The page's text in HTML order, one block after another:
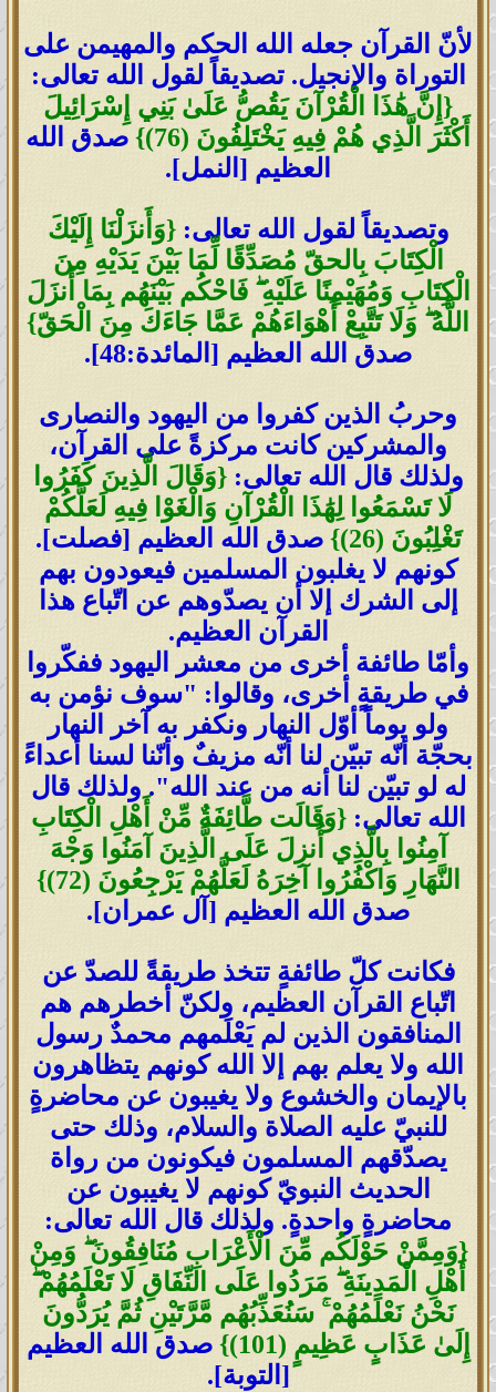
لأنّ القرآن جعله الله الحكم والمهيمن على
التوراة والإنجيل. تصديقاً لقول الله تعالى:
{إِنَّ هَٰذَا الْقُرْآنَ يَقُصُّ عَلَىٰ بَنِي إِسْرَائِيلَ
أَكْثَرَ الَّذِي هُمْ فِيهِ يَخْتَلِفُونَ (76)}
صدق الله
العظيم [النمل].
وتصديقاً لقول الله تعالى:{وَأَنزَلْنَا إِلَيْكَ
الْكِتَابَ بِالحقّ مُصَدِّقًا لِّمَا بَيْنَ يَدَيْهِ مِنَ
الْكِتَابِ وَمُهَيْمِنًا عَلَيْهِ ۖ فَاحْكُم بَيْنَهُم بِمَا أَنزَلَ
اللَّهُ ۖ وَلَا تَتَّبِعْ أَهْوَاءَهُمْ عَمَّا جَاءَكَ مِنَ الْحَقّ}
صدق الله العظيم [المائدة:48].
وحربُ الذين كفروا من اليهود والنصارى
والمشركين كانت مركزةً على القرآن،
ولذلك قال الله تعالى:{وَقَالَ الَّذِينَ كَفَرُوا
لَا تَسْمَعُوا لِهَٰذَا الْقُرْآنِ وَالْغَوْا فِيهِ لَعَلَّكُمْ
تَغْلِبُونَ (26)}
صدق الله العظيم [فصلت].
كونهم لا يغلبون المسلمين فيعودون بهم
إلى الشرك إلا أن يصدّوهم عن اتّباع هذا
القرآن العظيم.
وأمّا طائفة أخرى من معشر اليهود ففكّروا
في طريقةٍ أخرى، وقالوا: "سوف نؤمن به
ولو يوماً أوّل النهار ونكفر به آخر النهار
بحجّة أنّه تبيّن لنا أنّه مزيفٌ وأنّنا لسنا أعداءً
له لو تبيّن لنا أنه من عند الله". ولذلك قال
الله تعالى:{وَقَالَت طَّائِفَةٌ مِّنْ أَهْلِ الْكِتَابِ
آمِنُوا بِالَّذِي أُنزِلَ عَلَى الَّذِينَ آمَنُوا وَجْهَ
النَّهَارِ وَاكْفُرُوا آخِرَهُ لَعَلَّهُمْ يَرْجِعُونَ (72)}
صدق الله العظيم [آل عمران].
فكانت كلّ طائفةٍ تتخذ طريقةً للصدّ عن
اتّباع القرآن العظيم، ولكنّ أخطرهم هم
المنافقون الذين لم يَعْلَمهم محمدٌ رسول
الله ولا يعلم بهم إلا الله كونهم يتظاهرون
بالإيمان والخشوع ولا يغيبون عن محاضرةٍ
للنبيّ عليه الصلاة والسلام، وذلك حتى
يصدّقهم المسلمون فيكونون من رواة
الحديث النبويّ كونهم لا يغيبون عن
محاضرةٍ واحدةٍ. ولذلك قال الله تعالى:
{وَمِمَّنْ حَوْلَكُم مِّنَ الْأَعْرَابِ مُنَافِقُونَ ۖ وَمِنْ
أَهْلِ الْمَدِينَةِ ۖ مَرَدُوا عَلَى النِّفَاقِ لَا تَعْلَمُهُمْ ۖ
نَحْنُ نَعْلَمُهُمْ ۚ سَنُعَذِّبُهُم مَّرَّتَيْنِ ثُمَّ يُرَدُّونَ
إِلَىٰ عَذَابٍ عَظِيمٍ (101)}
صدق الله العظيم
[التوبة].